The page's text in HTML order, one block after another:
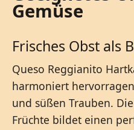
Gemüse
Frisches Obst als
Queso Reggianito
harmoniert
und süßen Trauben.
Früchte bildet einen